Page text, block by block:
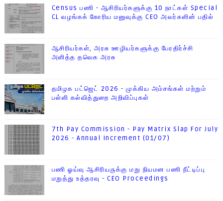
Census பணி - ஆசிரியர்களுக்கு 10 நாட்கள் Special
CL வழங்கக் கோரிய மனுவுக்கு CEO அவர்களின் பதில்
ஆசிரியர்கள், அரசு ஊழியர்களுக்கு பேரதிர்ச்சி
அளித்த தவெக அரசு
தமிழக பட்ஜெட் 2026 - முக்கிய அம்சங்கள் மற்றும்
பள்ளி கல்வித்துறை அறிவிப்புகள்
7th Pay Commission - Pay Matrix Slap For July
2026 - Annual Increment (01/07)
பணி ஓய்வு ஆசிரியருக்கு மறு நியமன பணி நீட்டிப்பு
மறுத்து உத்தரவு - CEO Proceedings